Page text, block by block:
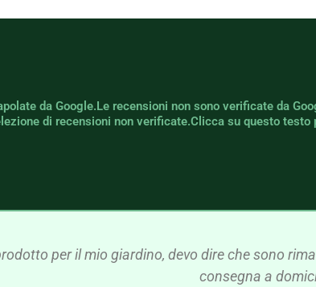
da Google.Le recensioni non sono verificate da
di recensioni non verificate.Clicca su questo testo
per il mio giardino, devo dire che sono
consegna a